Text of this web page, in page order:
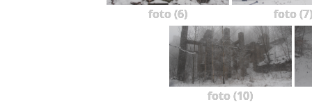
foto (6) foto (7)
foto (10)